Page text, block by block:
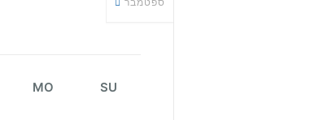
SU
MO